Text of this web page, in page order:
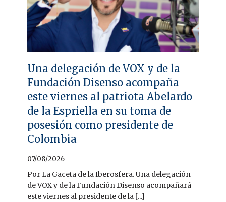
Una delegación de VOX y de la
Fundación Disenso acompaña
este viernes al patriota Abelardo
de la Espriella en su toma de
posesión como presidente de
Colombia
07/08/2026
Por La Gaceta de la Iberosfera. Una delegación
de VOX y de la Fundación Disenso acompañará
este viernes al presidente de la [...]